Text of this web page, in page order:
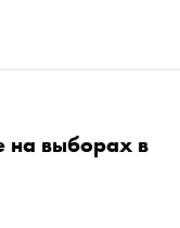
на выборах в